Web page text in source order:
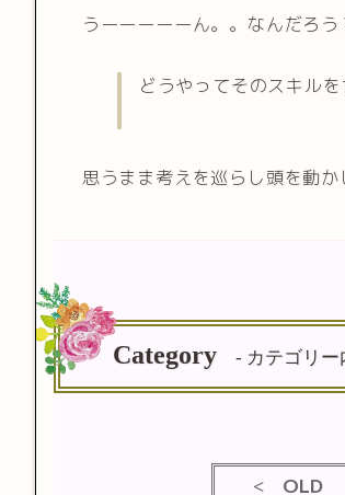
うーーーーーん。。なんだろう
どうやってそのスキル
思うまま考えを巡らし頭を動か
Category - カテゴリー
OLD